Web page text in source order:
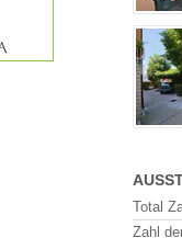
Total
Zahl